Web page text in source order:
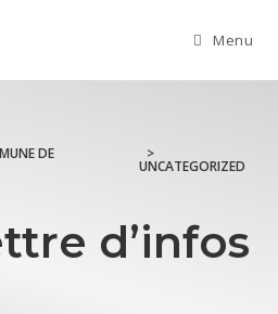
Menu
DE >
UNCATEGORIZED
d’infos